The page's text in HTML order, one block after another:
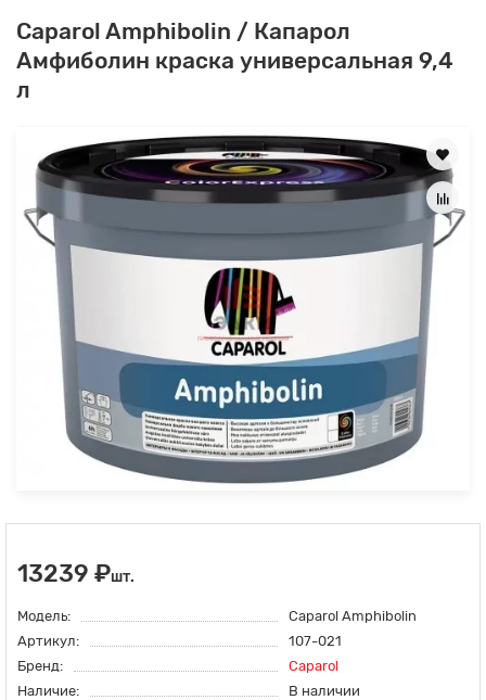
Caparol Amphibolin / Капарол
Амфиболин краска универсальная 9,4
л
13239 ₽шт.
Модель:
Caparol Amphibolin
Артикул:
107-021
Бренд:
Caparol
Наличие:
В наличии